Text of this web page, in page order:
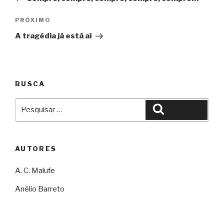
Post
Próximo
PRÓXIMO
A tragédia já está aí
BUSCA
AUTORES
A. C. Malufe
Anélio Barreto